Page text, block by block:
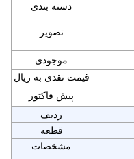
دسته بندی
تصویر
موجودی
قیمت نقدی به ریال
پیش فاکتور
ردیف
قطعه
مشخصات